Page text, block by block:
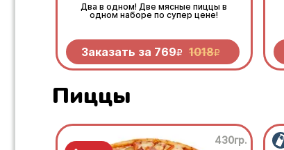
Два в одном! Две мясные пиццы в
одном наборе по супер цене!
Заказать за 769R 1018R
Пиццы
430гр.